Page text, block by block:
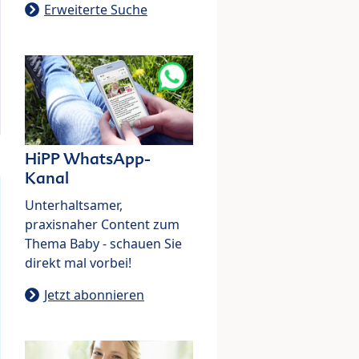
Erweiterte Suche
HiPP WhatsApp-
Kanal
Unterhaltsamer,
praxisnaher Content zum
Thema Baby - schauen Sie
direkt mal vorbei!
Jetzt abonnieren